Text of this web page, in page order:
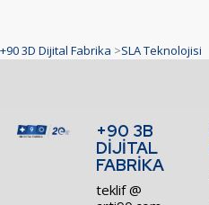
+90 3D Dijital Fabrika >SLA Teknolojisi
+90 3B
DİJİTAL
FABRİKA
teklif @